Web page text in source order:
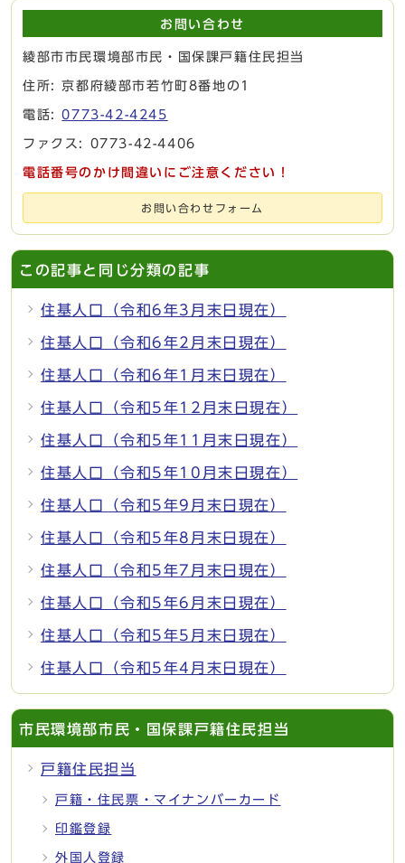
お問い合わせ
綾部市市民環境部市民・国保課戸籍住民担当
住所: 京都府綾部市若竹町8番地の1
電話:0773-42-4245
ファクス: 0773-42-4406
電話番号のかけ間違いにご注意ください！
お問い合わせフォーム
この記事と同じ分類の記事
住基人口（令和6年3月末日現在）
住基人口（令和6年2月末日現在）
住基人口（令和6年1月末日現在）
住基人口（令和5年12月末日現在）
住基人口（令和5年11月末日現在）
住基人口（令和5年10月末日現在）
住基人口（令和5年9月末日現在）
住基人口（令和5年8月末日現在）
住基人口（令和5年7月末日現在）
住基人口（令和5年6月末日現在）
住基人口（令和5年5月末日現在）
住基人口（令和5年4月末日現在）
市民環境部市民・国保課戸籍住民担当
戸籍住民担当
戸籍・住民票・マイナンバーカード
印鑑登録
外国人登録